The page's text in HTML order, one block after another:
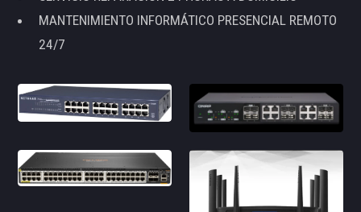
MANTENIMIENTO INFORMÁTICO PRESENCIAL REMOTO
24/7